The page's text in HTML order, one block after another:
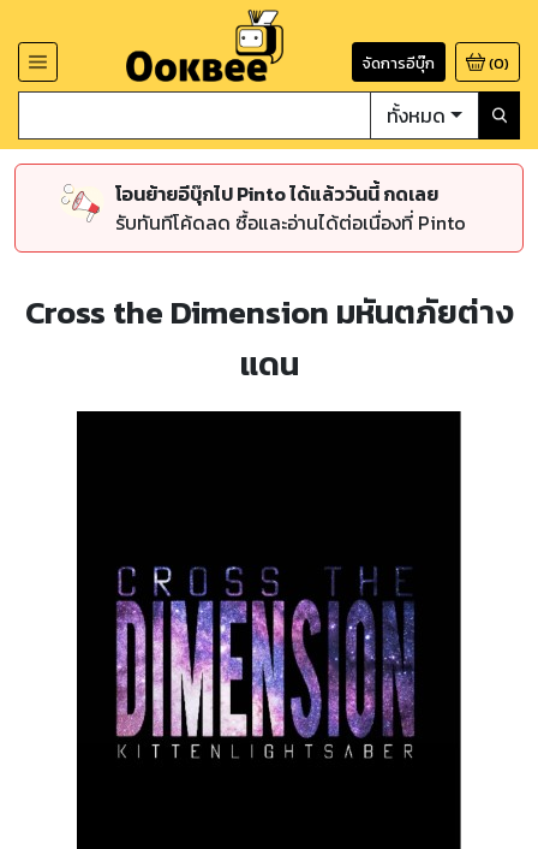
จัดการอีบุ๊ก (0)
ทั้งหมด
โอนย้ายอีบุ๊กไป Pinto ได้แล้ววันนี้ กดเลย
รับทันทีโค้ดลด ซื้อและอ่านได้ต่อเนื่องที่ Pinto
Cross the Dimension มหันตภัยต่าง
แดน